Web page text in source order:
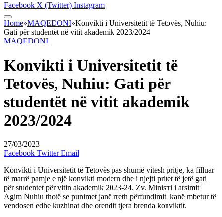
Facebook X (Twitter) Instagram
Home»MAQEDONI»Konvikti i Universitetit të Tetovës, Nuhiu:
Gati për studentët në vitit akademik 2023/2024
MAQEDONI
Konvikti i Universitetit të
Tetovës, Nuhiu: Gati për
studentët në vitit akademik
2023/2024
27/03/2023
Facebook Twitter Email
Konvikti i Universitetit të Tetovës pas shumë vitesh pritje, ka filluar
të marrë pamje e një konvikti modern dhe i njejti pritet të jetë gati
për studentet për vitin akademik 2023-24. Zv. Ministri i arsimit
Agim Nuhiu thotë se punimet janë rreth përfundimit, kanë mbetur të
vendosen edhe kuzhinat dhe orendit tjera brenda konviktit.